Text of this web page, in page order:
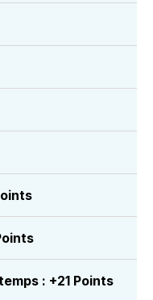
: +21 Points